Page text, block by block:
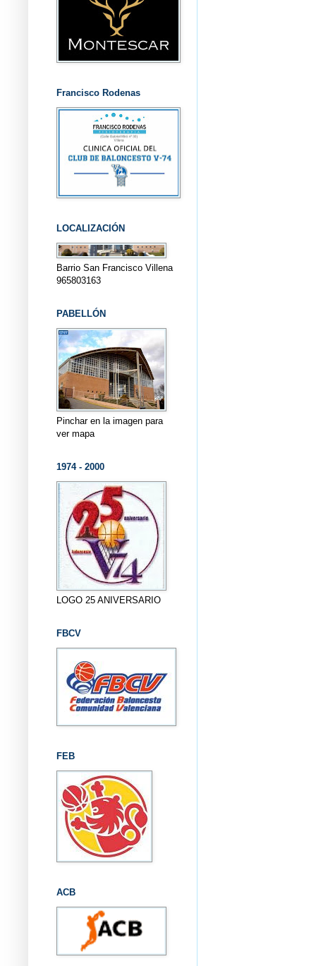
Francisco Rodenas
LOCALIZACIÓN
Barrio San Francisco Villena
965803163
PABELLÓN
Pinchar en la imagen para
ver mapa
1974 - 2000
LOGO 25 ANIVERSARIO
FBCV
FEB
ACB